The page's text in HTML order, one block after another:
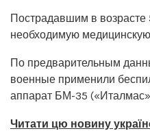
Пострадавшим в возрасте
необходимую
По предварительным
военные применили
аппарат БМ-35
Читати цю новину